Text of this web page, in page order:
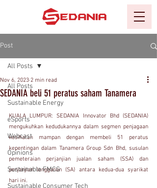
Post
All Posts
Sustainable Energy
eSports
Webcast
Opinions
Sustainable FMCG
Sustainable Consumer Tech
All Posts
SEDANIA beli 51 peratus saham Tanamera
Nov 6, 2023 2 min read
KUALA LUMPUR: SEDANIA Innovator Bhd (SEDANIA)
mengukuhkan kedudukannya dalam segmen penjagaan
kesihatan mampan dengan membeli 51 peratus
kepentingan dalam Tanamera Group Sdn Bhd, susulan
pemeteraian perjanjian jualan saham (SSA) dan
perjanjian langganan (SA) antara kedua-dua syarikat
hari ini.